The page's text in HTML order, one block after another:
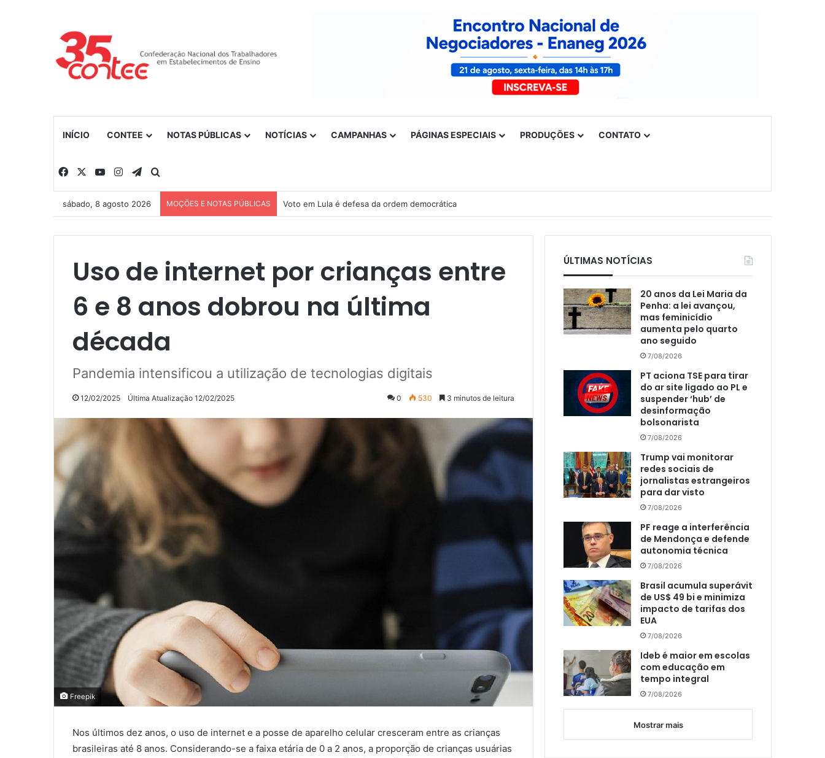
INÍCIO CONTEE NOTAS PÚBLICAS NOTÍCIAS CAMPANHAS PÁGINAS ESPECIAIS PRODUÇÕES CONTATO
Facebook YouTubeInstagramTelegram
sábado, 8 agosto 2026 MOÇÕES E NOTAS PÚBLICAS Nota de solidariedade ao povo venezuelano
Uso de internet por crianças entre
6 e 8 anos dobrou na última
década
Pandemia intensificou a utilização de tecnologias digitais
12/02/2025 Última Atualização 12/02/2025 0 530 3 minutos de leitura
Freepik
Nos últimos dez anos, o uso de internet e a posse de aparelho celular cresceram entre as crianças
brasileiras até 8 anos. Considerando-se a faixa etária de 0 a 2 anos, a proporção de crianças usuárias
ÚLTIMAS NOTÍCIAS
20 anos da Lei Maria da
Penha: a lei avançou,
mas feminicídio
aumenta pelo quarto
ano seguido
7/08/2026
PT aciona TSE para tirar
do ar site ligado ao PL e
suspender ‘hub’ de
desinformação
bolsonarista
7/08/2026
Trump vai monitorar
redes sociais de
jornalistas estrangeiros
para dar visto
7/08/2026
PF reage a interferência
de Mendonça e defende
autonomia técnica
7/08/2026
Brasil acumula superávit
de US$ 49 bi e minimiza
impacto de tarifas dos
EUA
7/08/2026
Ideb é maior em escolas
com educação em
tempo integral
7/08/2026
Mostrar mais